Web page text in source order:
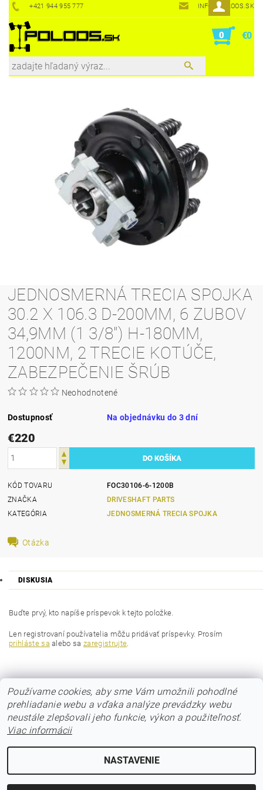
+421 944 955 777 INFO@POLOOS.SK
0 €0
JEDNOSMERNÁ TRECIA SPOJKA
30.2 X 106.3 D-200MM, 6 ZUBOV
34,9MM (1 3/8") H-180MM,
1200NM, 2 TRECIE KOTÚČE,
ZABEZPEČENIE ŠRÚB
Neohodnotené
Dostupnosť Na objednávku do 3 dní
€220
KÓD TOVARU
FOC30106-6-1200B
ZNAČKA
DRIVESHAFT PARTS
KATEGÓRIA
JEDNOSMERNÁ TRECIA SPOJKA
Otázka
DISKUSIA
Buďte prvý, kto napíše príspevok k tejto položke.
Len registrovaní používatelia môžu pridávať príspevky. Prosím
prihláste sa alebo sazaregistrujte.
2026 © POLOOS.sk, všetky práva vyhradenéUpraviť nastavenie cookies
Používame cookies, aby sme Vám umožnili pohodlné
prehliadanie webu a vďaka analýze prevádzky webu
neustále zlepšovali jeho funkcie, výkon a použiteľnosť.
Viac informácii
NASTAVENIE